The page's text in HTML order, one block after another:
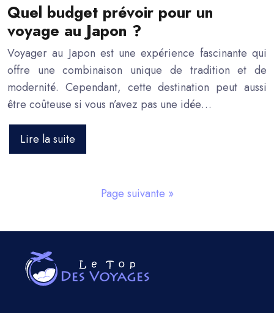
Quel budget prévoir pour un
voyage au Japon ?
Voyager au Japon est une expérience fascinante qui
offre une combinaison unique de tradition et de
modernité. Cependant, cette destination peut aussi
être coûteuse si vous n’avez pas une idée…
Lire la suite
Page suivante »